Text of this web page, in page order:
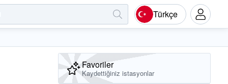
Türkçe
Favoriler
Kaydettiğiniz istasyonlar